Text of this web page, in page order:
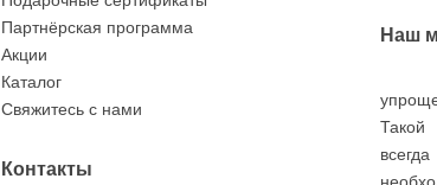
Партнёрская программа
Акции
Каталог
Свяжитесь с нами
Контакты
Наш
Такой